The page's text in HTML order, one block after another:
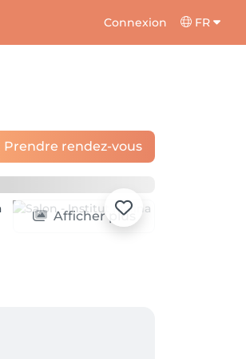
Connexion FR
Prendre rendez-vous
Afficher plus